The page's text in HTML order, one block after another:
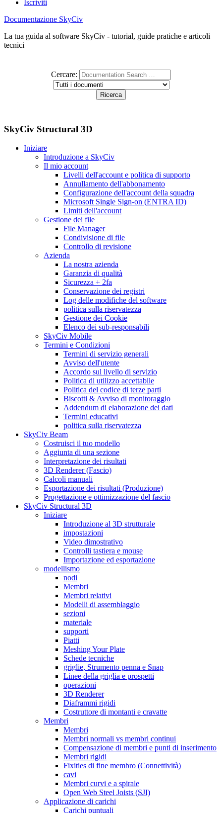
Iscriviti
Documentazione SkyCiv
La tua guida al software SkyCiv - tutorial, guide pratiche e articoli
tecnici
Cercare:
SkyCiv Structural 3D
Iniziare
Introduzione a SkyCiv
Il mio account
Livelli dell'account e politica di supporto
Annullamento dell'abbonamento
Configurazione dell'account della squadra
Microsoft Single Sign-on (ENTRA ID)
Limiti dell'account
Gestione dei file
File Manager
Condivisione di file
Controllo di revisione
Azienda
La nostra azienda
Garanzia di qualità
Sicurezza + 2fa
Conservazione dei registri
Log delle modifiche del software
politica sulla riservatezza
Gestione dei Cookie
Elenco dei sub-responsabili
SkyCiv Mobile
Termini e Condizioni
Termini di servizio generali
Avviso dell'utente
Accordo sul livello di servizio
Politica di utilizzo accettabile
Politica del codice di terze parti
Biscotti & Avviso di monitoraggio
Addendum di elaborazione dei dati
Termini educativi
politica sulla riservatezza
SkyCiv Beam
Costruisci il tuo modello
Aggiunta di una sezione
Interpretazione dei risultati
3D Renderer (Fascio)
Calcoli manuali
Esportazione dei risultati (Produzione)
Progettazione e ottimizzazione del fascio
SkyCiv Structural 3D
Iniziare
Introduzione al 3D strutturale
impostazioni
Video dimostrativo
Controlli tastiera e mouse
Importazione ed esportazione
modellismo
nodi
Membri
Membri relativi
Modelli di assemblaggio
sezioni
materiale
supporti
Piatti
Meshing Your Plate
Schede tecniche
griglie, Strumento penna e Snap
Linee della griglia e prospetti
operazioni
3D Renderer
Diaframmi rigidi
Costruttore di montanti e cravatte
Membri
Membri
Membri normali vs membri continui
Compensazione di membri e punti di inserimento
Membri rigidi
Fixities di fine membro (Connettività)
cavi
Membri curvi e a spirale
Open Web Steel Joists (SJI)
Applicazione di carichi
Carichi puntuali